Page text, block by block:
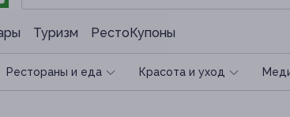
Туризм РестоКупоны
Рестораны и еда Красота и уход